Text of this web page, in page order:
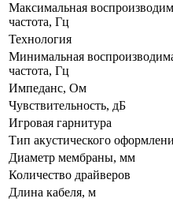
Максимальная
частота, Гц
Технология
Минимальная
частота, Гц
Импеданс, Ом
Чувствительность, дБ
Игровая гарнитура
Тип акустического
Диаметр мембраны, мм
Количество драйверов
Длина кабеля, м